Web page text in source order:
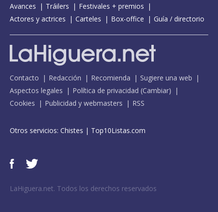
Avances
Tráilers
Festivales + premios
Actores y actrices
Carteles Box-office Guía / directorio
Contacto Redacción Recomienda
Sugiere una web
Aspectos legales
Política de privacidad (Cambiar)
Cookies
Publicidad y webmasters RSS
Otros servicios: Chistes | Top10Listas.com
LaHiguera.net. Todos los derechos reservados